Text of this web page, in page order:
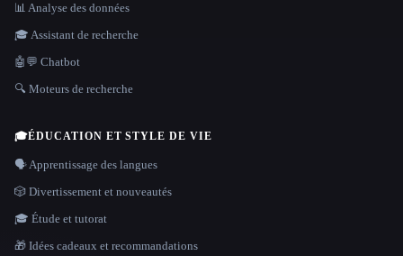
📊 Analyse des données
🎓 Assistant de recherche
🤖💬 Chatbot
🔍 Moteurs de recherche
🎓ÉDUCATION ET STYLE DE VIE
🗣️ Apprentissage des langues
🎲 Divertissement et nouveautés
🎓 Étude et tutorat
🎁 Idées cadeaux et recommandations